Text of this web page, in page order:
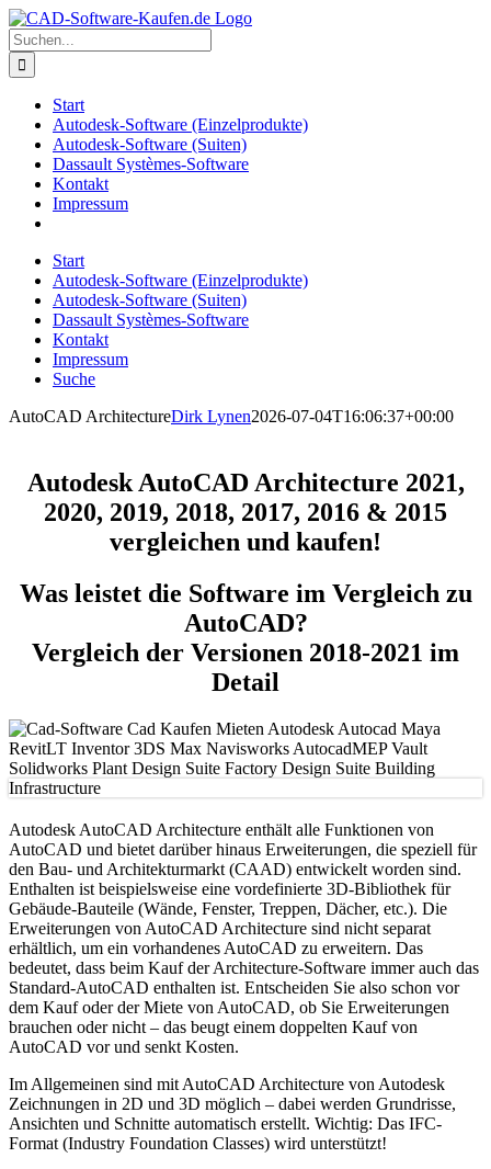
Zum
Inhalt
springen
Suche
nach:
Start
Autodesk-Software (Einzelprodukte)
Autodesk-Software (Suiten)
Dassault Systèmes-Software
Kontakt
Impressum
Start
Autodesk-Software (Einzelprodukte)
Autodesk-Software (Suiten)
Dassault Systèmes-Software
Kontakt
Impressum
Suche
AutoCAD ArchitectureDirk Lynen2026-07-04T16:06:37+00:00
Autodesk AutoCAD Architecture 2021,
2020, 2019, 2018, 2017, 2016 & 2015
vergleichen und kaufen!
Was leistet die Software im Vergleich zu
AutoCAD?
Vergleich der Versionen 2018-2021 im
Detail
Autodesk AutoCAD Architecture enthält alle Funktionen von
AutoCAD und bietet darüber hinaus Erweiterungen, die speziell für
den Bau- und Architekturmarkt (CAAD) entwickelt worden sind.
Enthalten ist beispielsweise eine vordefinierte 3D-Bibliothek für
Gebäude-Bauteile (Wände, Fenster, Treppen, Dächer, etc.). Die
Erweiterungen von AutoCAD Architecture sind nicht separat
erhältlich, um ein vorhandenes AutoCAD zu erweitern. Das
bedeutet, dass beim Kauf der Architecture-Software immer auch das
Standard-AutoCAD enthalten ist. Entscheiden Sie also schon vor
dem Kauf oder der Miete von AutoCAD, ob Sie Erweiterungen
brauchen oder nicht – das beugt einem doppelten Kauf von
AutoCAD vor und senkt Kosten.
Im Allgemeinen sind mit AutoCAD Architecture von Autodesk
Zeichnungen in 2D und 3D möglich – dabei werden Grundrisse,
Ansichten und Schnitte automatisch erstellt. Wichtig: Das IFC-
Format (Industry Foundation Classes) wird unterstützt!